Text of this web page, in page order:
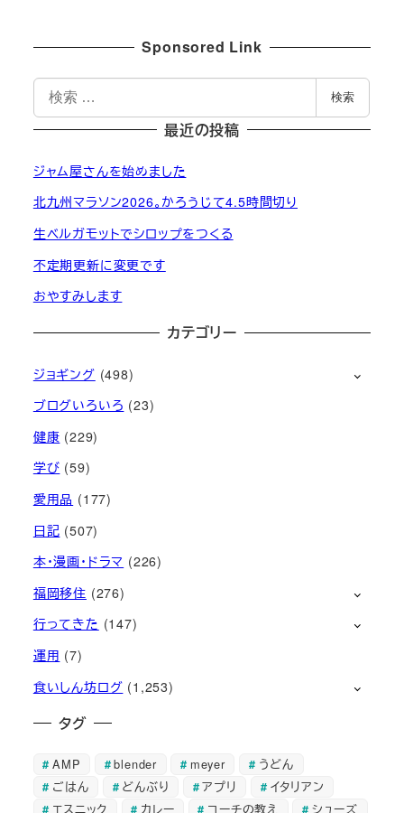
Sponsored Link
検
索
検索
最近の投稿
ジャム屋さんを始めました
北九州マラソン2026。かろうじて4.5時間切り
生ベルガモットでシロップをつくる
不定期更新に変更です
おやすみします
カテゴリー
ジョギング (498)
ブログいろいろ (23)
健康 (229)
学び (59)
愛用品 (177)
日記 (507)
本・漫画・ドラマ (226)
福岡移住 (276)
行ってきた (147)
運用 (7)
食いしん坊ログ (1,253)
タグ
AMP blender meyer
うどん
ごはん
どんぶり アプリ
イタリアン
エスニック
カレー コーチの教え シューズ